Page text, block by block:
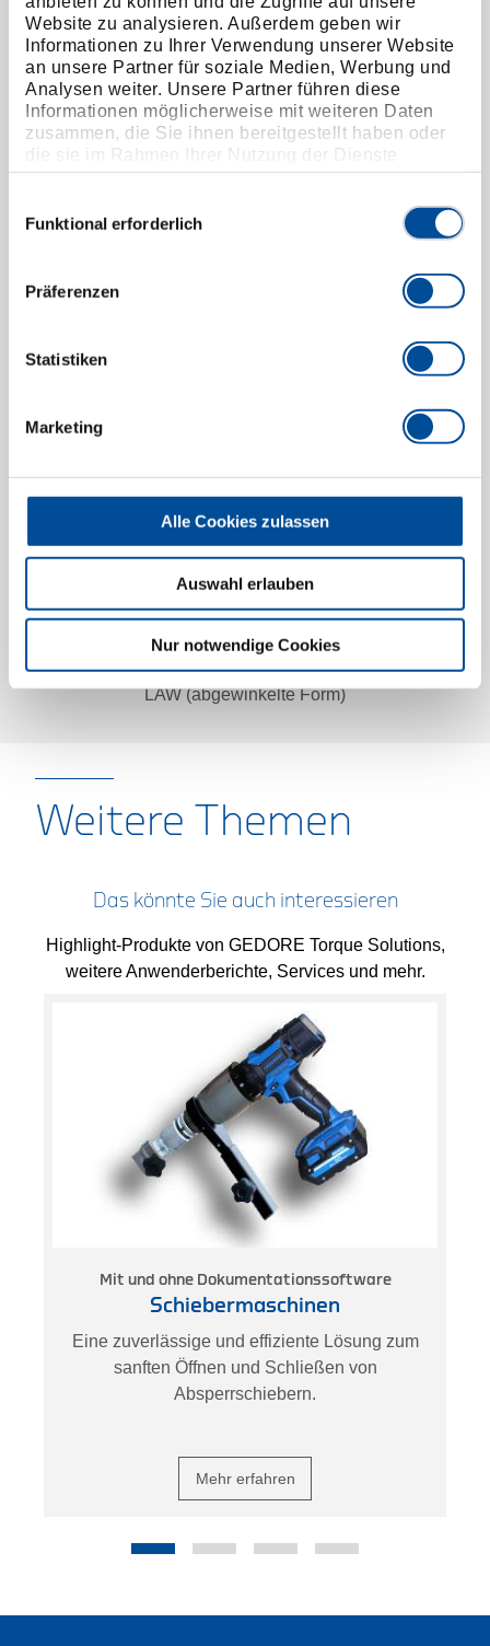
Website zu analysieren. Außerdem geben wir
Informationen zu Ihrer Verwendung unserer Website
an unsere Partner für soziale Medien, Werbung und
Analysen weiter. Unsere Partner führen diese
Informationen möglicherweise mit weiteren Daten
zusammen, die Sie ihnen bereitgestellt haben oder
die sie im Rahmen Ihrer Nutzung der Dienste
gesammelt haben. Unsere vollständige
Funktional erforderlich
Präferenzen
Statistiken
Marketing
Alle Cookies zulassen
Auswahl erlauben
Nur notwendige Cookies
ihn zu einem echten Highlight in Ihrem
Maschinenpark.
Die automatische Abschaltung des Gerätes bei
erreichtem Drehmoment und die automatische
Entspannfunktion ermöglichen Ihnen ein schnelles
Umsetzen von Schraube zu Schraube.
Werksprüfzertifikat ausgestattet.
Hochmoment-Akkuschrauber LDA (gerade Form) und
LAW (abgewinkelte Form)
Weitere Themen
Das könnte Sie auch interessieren
Highlight-Produkte von GEDORE Torque Solutions,
weitere Anwenderberichte, Services und mehr.
Mit und ohne Dokumentationssoftware
Schiebermaschinen
Eine zuverlässige und effiziente Lösung zum
sanften Öffnen und Schließen von
Absperrschiebern.
Mehr erfahren